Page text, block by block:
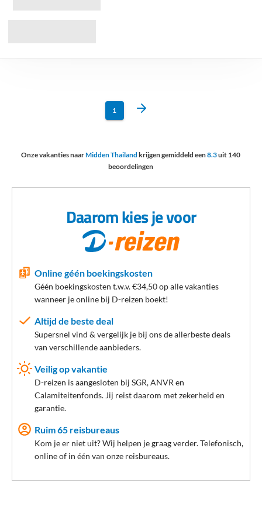
1
Onze vakanties naarMidden Thailand krijgen gemiddeld een8.3uit 140
beoordelingen
Daarom kies je voor
Online géén boekingskosten
Géén boekingskosten t.w.v. €34,50 op alle vakanties
wanneer je online bij D-reizen boekt!
Altijd de beste deal
Supersnel vind & vergelijk je bij ons de allerbeste deals
van verschillende aanbieders.
Veilig op vakantie
D-reizen is aangesloten bij SGR, ANVR en
Calamiteitenfonds. Jij reist daarom met zekerheid en
garantie.
Ruim 65 reisbureaus
Kom je er niet uit? Wij helpen je graag verder. Telefonisch,
online of in één van onze reisbureaus.